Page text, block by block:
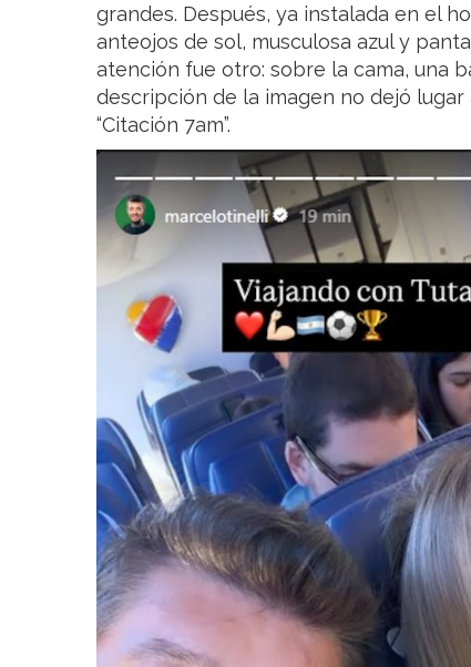
grandes. Después, ya instalada en el
anteojos de sol, musculosa azul y
atención fue otro: sobre la cama, una
descripción de la imagen no dejó
“Citación 7am”.